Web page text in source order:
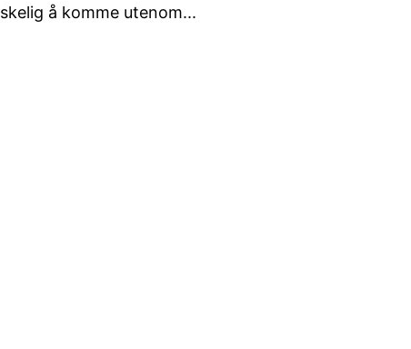
å komme utenom...